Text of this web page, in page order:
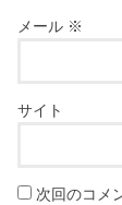
メール ※
サイト
次回のコメ